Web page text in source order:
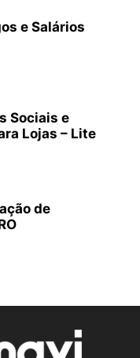
e Salários
Sociais e
Lojas – Lite
de